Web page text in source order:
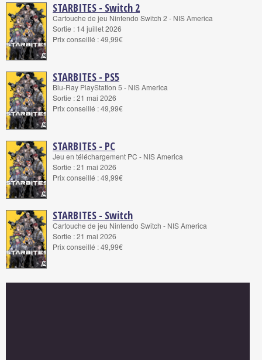
STARBITES - Switch 2
Cartouche de jeu Nintendo Switch 2 - NIS America
Sortie : 14 juillet 2026
Prix conseillé : 49,99€
STARBITES - PS5
Blu-Ray PlayStation 5 - NIS America
Sortie : 21 mai 2026
Prix conseillé : 49,99€
STARBITES - PC
Jeu en téléchargement PC - NIS America
Sortie : 21 mai 2026
Prix conseillé : 49,99€
STARBITES - Switch
Cartouche de jeu Nintendo Switch - NIS America
Sortie : 21 mai 2026
Prix conseillé : 49,99€